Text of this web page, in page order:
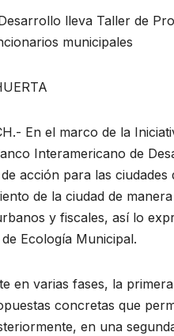
lleva Taller de
municipales
En el marco de la
Interamericano de
acción para las
de la ciudad de
y fiscales, así lo
Ecología Municipal.
en varias fases, la
concretas que
en una